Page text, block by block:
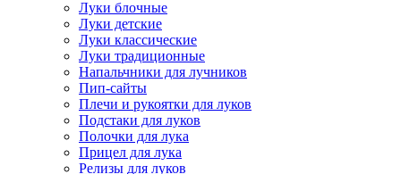
Луки блочные
Луки детские
Луки классические
Луки традиционные
Напальчники для лучников
Пип-сайты
Плечи и рукоятки для луков
Подстаки для луков
Полочки для лука
Прицел для лука
Релизы для луков